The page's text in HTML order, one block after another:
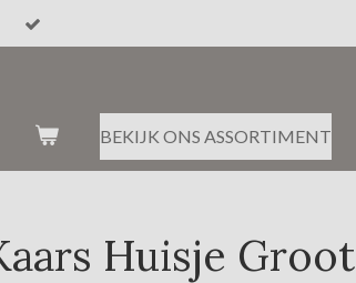
BEKIJK ONS ASSORTIMENT
Huisje Groot